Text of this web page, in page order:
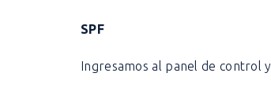
SPF
Ingresamos al panel de control y